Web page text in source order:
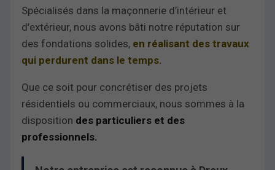
Spécialisés dans la maçonnerie d’intérieur et
d’extérieur, nous avons bâti notre réputation sur
des fondations solides, en réalisant des travaux
qui perdurent dans le temps.
Que ce soit pour concrétiser des projets
résidentiels ou commerciaux, nous sommes à la
disposition des particuliers et des
professionnels.